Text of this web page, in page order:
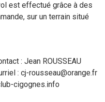
est effectué grâce à des
sur un terrain situé
: Jean ROUSSEAU
: cj-rousseau@orange.fr
cigognes.info